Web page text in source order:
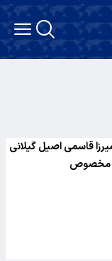
قاسمی اصیل گیلانی